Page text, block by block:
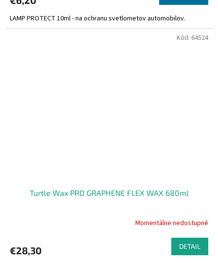
LAMP PROTECT 10ml - na ochranu svetlometov automobilov.
Turtle Wax PRO GRAPHENE FLEX WAX 680ml
je
Momentálne nedostupné
€28,30 DETAIL
Kód: 64524